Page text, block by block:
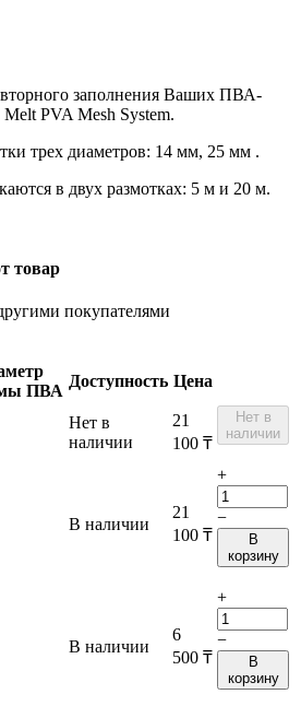
заполнения Ваших ПВА-
PVA Mesh System.
трех диаметров: 14 мм, 25 мм .
в двух размотках: 5 м и 20 м.
товар
покупателями
ПВА
Доступность Цена
Нет в
наличии
21
100 ₸
Нет в
наличии
В наличии
21
100 ₸
+
−
В
корзину
В наличии
6
500 ₸
+
−
В
корзину